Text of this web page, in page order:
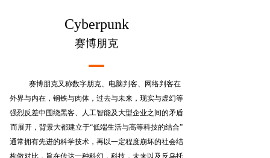
Cyberpunk
赛博朋克
—
赛博朋克又称数字朋克、电脑判客、网络判客在
外界与内在，钢铁与肉体，过去与未来，现实与虚幻等
强烈反差中围绕黑客、人工智能及大型企业之间的矛盾
而展开，背景大都建立于“低端生活与高等科技的结合”
通常拥有先进的科学技术，再以一定程度崩坏的社会结
构做对比， 旨在传达一种科幻，科技，未来以及反乌托